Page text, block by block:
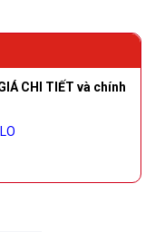
CHI TIẾT và chính